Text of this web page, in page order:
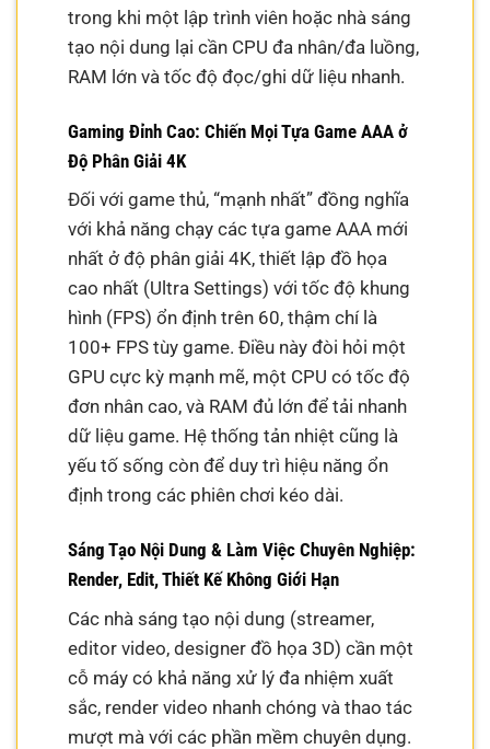
trong khi một lập trình viên hoặc nhà sáng
tạo nội dung lại cần CPU đa nhân/đa luồng,
RAM lớn và tốc độ đọc/ghi dữ liệu nhanh.
Gaming Đỉnh Cao: Chiến Mọi Tựa Game AAA ở
Độ Phân Giải 4K
Đối với game thủ, “mạnh nhất” đồng nghĩa
với khả năng chạy các tựa game AAA mới
nhất ở độ phân giải 4K, thiết lập đồ họa
cao nhất (Ultra Settings) với tốc độ khung
hình (FPS) ổn định trên 60, thậm chí là
100+ FPS tùy game. Điều này đòi hỏi một
GPU cực kỳ mạnh mẽ, một CPU có tốc độ
đơn nhân cao, và RAM đủ lớn để tải nhanh
dữ liệu game. Hệ thống tản nhiệt cũng là
yếu tố sống còn để duy trì hiệu năng ổn
định trong các phiên chơi kéo dài.
Sáng Tạo Nội Dung & Làm Việc Chuyên Nghiệp:
Render, Edit, Thiết Kế Không Giới Hạn
Các nhà sáng tạo nội dung (streamer,
editor video, designer đồ họa 3D) cần một
cỗ máy có khả năng xử lý đa nhiệm xuất
sắc, render video nhanh chóng và thao tác
mượt mà với các phần mềm chuyên dụng.